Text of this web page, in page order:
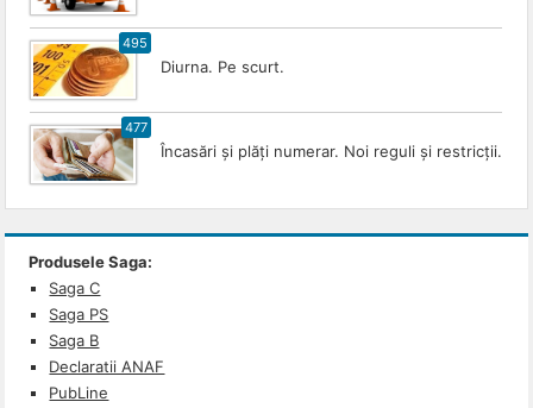
495
Diurna. Pe scurt.
477
Încasări și plăți numerar. Noi reguli și restricții.
Produsele Saga:
Saga C
Saga PS
Saga B
Declaratii ANAF
PubLine